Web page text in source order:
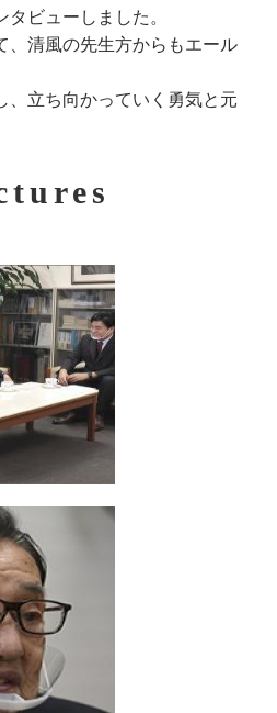
ビューしました。
、清風の先生方からもエール
、立ち向かっていく勇気と元